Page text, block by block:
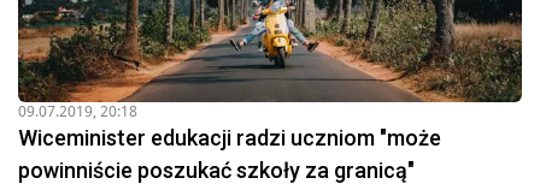
09.07.2019, 20:18
Wiceminister edukacji radzi uczniom "może
powinniście poszukać szkoły za granicą"